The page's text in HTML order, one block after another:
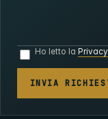
Ho letto la
INVIA